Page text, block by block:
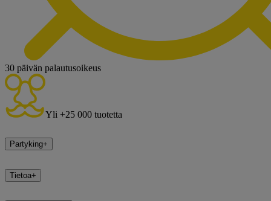
30 päivän palautusoikeus
Yli +25 000 tuotetta
Partyking+
Tietoa+